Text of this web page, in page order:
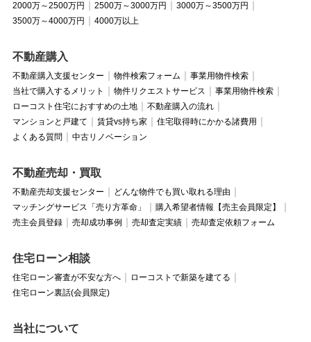
2000万～2500万円
2500万～3000万円
3000万～3500万円
3500万～4000万円
4000万以上
不動産購入
不動産購入支援センター 物件検索フォーム
事業用物件検索
当社で購入するメリット
物件リクエストサービス
事業用物件検索
ローコスト住宅におすすめの土地
不動産購入の流れ
マンションと戸建て
賃貸vs持ち家
住宅取得時にかかる諸費用
よくある質問
中古リノベーション
不動産売却・買取
不動産売却支援センター
どんな物件でも買い取れる理由
マッチングサービス「売り方革命」
購入希望者情報【売主会員限定】
売主会員登録
売却成功事例 売却査定実績 売却査定依頼フォーム
住宅ローン相談
住宅ローン審査が不安な方へ
ローコストで新築を建てる
住宅ローン裏話(会員限定)
当社について